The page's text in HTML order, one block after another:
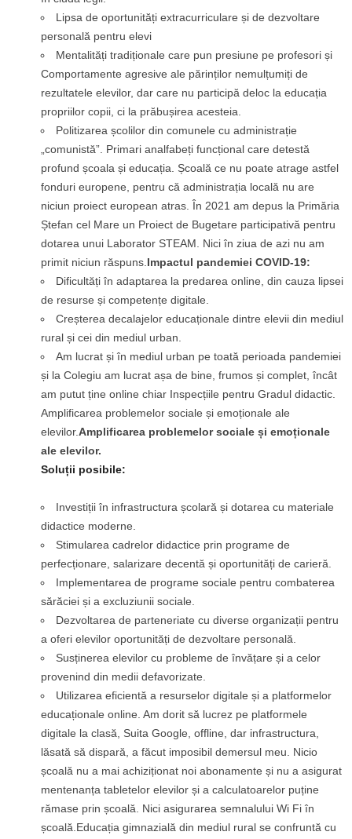
Lipsa de oportunități extracurriculare și de dezvoltare
personală pentru elevi
Mentalități tradiționale care pun presiune pe profesori și
Comportamente agresive ale părinților nemulțumiți de
rezultatele elevilor, dar care nu participă deloc la educația
propriilor copii, ci la prăbușirea acesteia.
Politizarea școlilor din comunele cu administrație
„comunistă”. Primari analfabeți funcțional care detestă
profund școala și educația. Școală ce nu poate atrage astfel
fonduri europene, pentru că administrația locală nu are
niciun proiect european atras. În 2021 am depus la Primăria
Ștefan cel Mare un Proiect de Bugetare participativă pentru
dotarea unui Laborator STEAM. Nici în ziua de azi nu am
primit niciun răspuns.Impactul pandemiei COVID-19:
Dificultăți în adaptarea la predarea online, din cauza lipsei
de resurse și competențe digitale.
Creșterea decalajelor educaționale dintre elevii din mediul
rural și cei din mediul urban.
Am lucrat și în mediul urban pe toată perioada pandemiei
și la Colegiu am lucrat așa de bine, frumos și complet, încât
am putut ține online chiar Inspecțiile pentru Gradul didactic.
Amplificarea problemelor sociale și emoționale ale
elevilor.Amplificarea problemelor sociale și emoționale
ale elevilor.
Soluții posibile:
Investiții în infrastructura școlară și dotarea cu materiale
didactice moderne.
Stimularea cadrelor didactice prin programe de
perfecționare, salarizare decentă și oportunități de carieră.
Implementarea de programe sociale pentru combaterea
sărăciei și a excluziunii sociale.
Dezvoltarea de parteneriate cu diverse organizații pentru
a oferi elevilor oportunități de dezvoltare personală.
Susținerea elevilor cu probleme de învățare și a celor
provenind din medii defavorizate.
Utilizarea eficientă a resurselor digitale și a platformelor
educaționale online. Am dorit să lucrez pe platformele
digitale la clasă, Suita Google, offline, dar infrastructura,
lăsată să dispară, a făcut imposibil demersul meu. Nicio
școală nu a mai achiziționat noi abonamente și nu a asigurat
mentenanța tabletelor elevilor și a calculatoarelor puține
rămase prin școală. Nici asigurarea semnalului Wi Fi în
școală.Educația gimnazială din mediul rural se confruntă cu